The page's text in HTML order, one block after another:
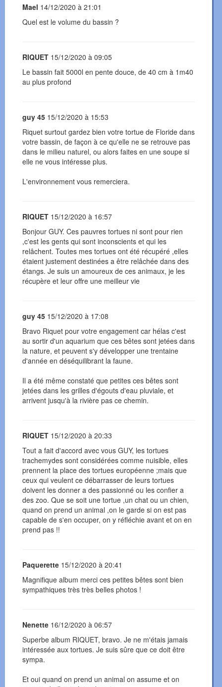
Mael 14/12/2020 à 21:01
Quel est le volume du bassin ?
RIQUET 15/12/2020 à 09:05
Le bassin fait 5000l en pente douce, de 40 cm à 1m40
au plus profond
guy 45 15/12/2020 à 15:53
Riquet surtout gardez bien votre tortue de Floride dans
votre bassin, de façon à ce qu'elle ne se retrouve pas
dans le milieu naturel, ou alors faites en une soupe si
elle ne vous intéresse plus.
L'environnement vous remerciera.
RIQUET 15/12/2020 à 16:57
Bonjour GUY. Ces pauvres tortues ni sont pour rien
,c'est les gents qui sont inconscients et qui les
relâchent. Toutes mes tortues ont été récupéré ,elles
étaient justement destinées a être relâchée dans des
étangs. Je suis un amoureux de ces animaux, je les
récupère et leur offre une meilleur vie
guy 45 15/12/2020 à 17:08
Bravo Riquet pour votre engagement car hélas c'est
au sortir d'un aquarium que ces bêtes sont jetées dans
la nature, et peuvent s'y développer une trentaine
d'année en déséquilibrant la faune.
Il a été même constaté que petites ces bêtes sont
jetées dans les grilles d'égouts d'eau pluviale, et
arrivent jusqu'à la rivière pas ce chemin.
RIQUET 15/12/2020 à 20:33
Tout a fait d'accord avec vous GUY, les tortues
trachemydes sont considérées comme nuisible, elles
prennent la place des tortues européenne ;mais que
ceux qui veulent ce débarrasser de leurs tortues
doivent les donner a des passionné ou les confier a
des zoo. Que se soit une tortue ,un chat ou un chien,
quand on prend un animal ,on le garde si on est pas
capable de s'en occuper, on y réfléchie avant et on en
prend pas !!
Paquerette 15/12/2020 à 20:41
Magnifique album merci ces petites bêtes sont bien
sympathiques très très belles photos !
Nenette 16/12/2020 à 06:57
Superbe album RIQUET, bravo. Je ne m'étais jamais
intéressée aux tortues. Je suis sûre que ce doit être
sympa.
Et oui quand on prend un animal on assume et on